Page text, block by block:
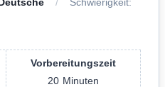
Vorbereitungszeit
20 Minuten